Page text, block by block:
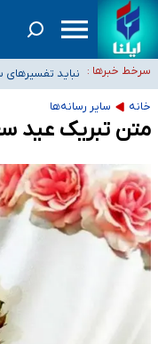
سرخط خبرها :
آمار خودکشی نسبت به سال‌های
دستگیری عامل اصلی حادثه فوت
نباید
و کشورمان نیست/ نظام سلامت
ضرورت آموزش حریم خصوصی در
اجتماعی انتشار تصاویر خصوصی
خانه سایر رسانه‌ها
متن تبریک عید